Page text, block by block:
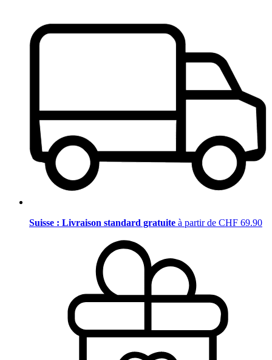
Suisse : Livraison standard gratuite à partir de CHF 69.90